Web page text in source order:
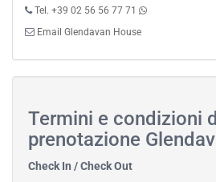
Tel. +39 02 56 56 77 71
Email Glendavan House
Termini e condizioni
prenotazione
Check In / Check Out